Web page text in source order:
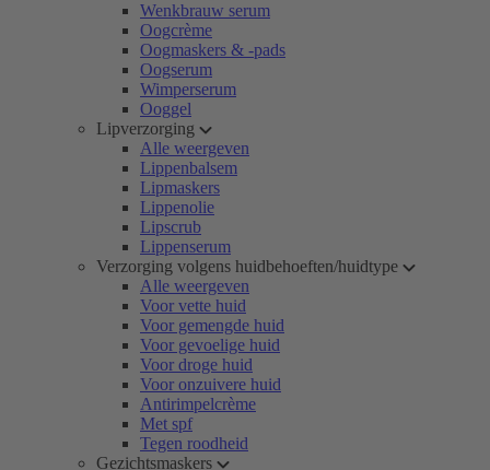
Wenkbrauw serum
Oogcrème
Oogmaskers & -pads
Oogserum
Wimperserum
Ooggel
Lipverzorging
Alle weergeven
Lippenbalsem
Lipmaskers
Lippenolie
Lipscrub
Lippenserum
Verzorging volgens huidbehoeften/huidtype
Alle weergeven
Voor vette huid
Voor gemengde huid
Voor gevoelige huid
Voor droge huid
Voor onzuivere huid
Antirimpelcrème
Met spf
Tegen roodheid
Gezichtsmaskers